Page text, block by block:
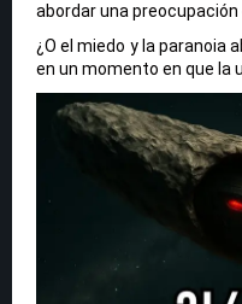
abordar una preocupación
¿O el miedo y la paranoia
en un momento en que la